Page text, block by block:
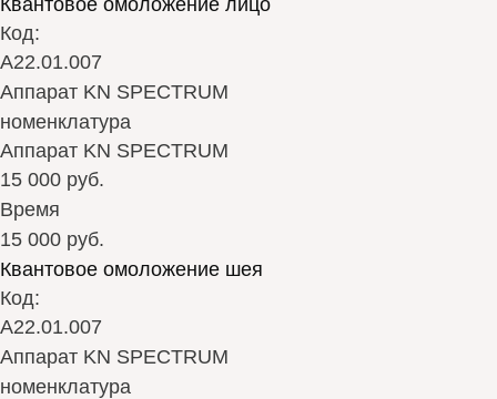
Квантовое омоложение лицо
Код:
А22.01.007
Аппарат KN SPECTRUM
номенклатура
Аппарат KN SPECTRUM
15 000 руб.
Время
15 000 руб.
Квантовое омоложение шея
Код:
А22.01.007
Аппарат KN SPECTRUM
номенклатура